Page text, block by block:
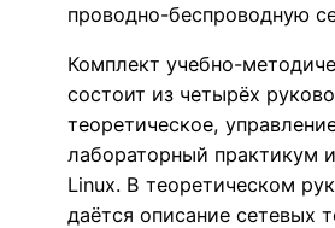
проводно-беспроводную
Комплект учебно-
состоит из четырёх
теоретическое,
лабораторный практикум
Linux. В теоретическом
даётся описание сетевых